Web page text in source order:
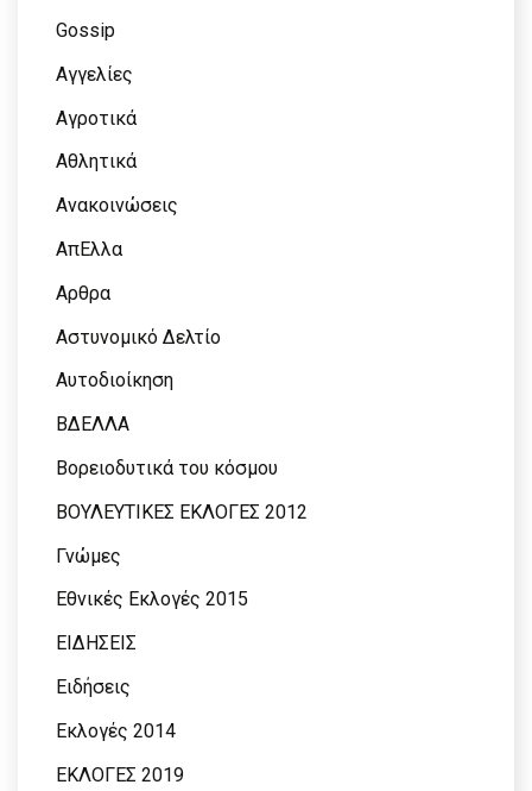
Gossip
Αγγελίες
Αγροτικά
Αθλητικά
Ανακοινώσεις
ΑπΕλλα
Αρθρα
Αστυνομικό Δελτίο
Αυτοδιοίκηση
ΒΔΕΛΛΑ
Βορειοδυτικά του κόσμου
ΒΟΥΛΕΥΤΙΚΕΣ ΕΚΛΟΓΕΣ 2012
Γνώμες
Εθνικές Εκλογές 2015
ΕΙΔΗΣΕΙΣ
Ειδήσεις
Εκλογές 2014
ΕΚΛΟΓΕΣ 2019